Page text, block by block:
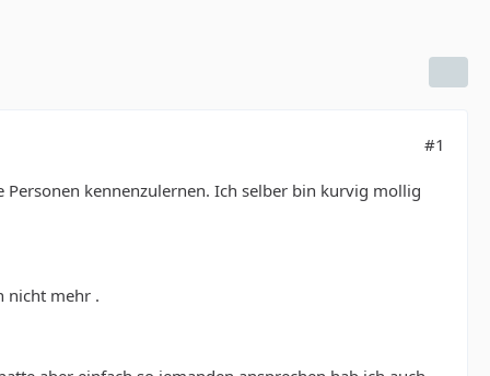
#1
kennenzulernen. Ich selber bin kurvig mollig
nicht mehr .